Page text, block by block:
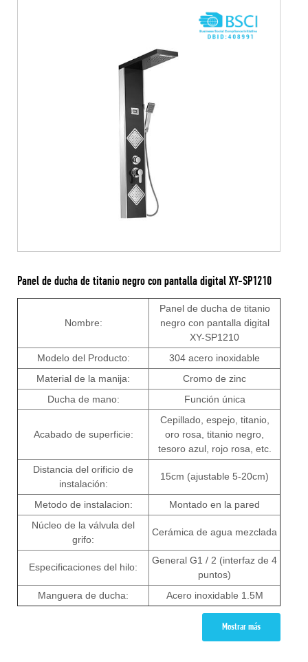
Panel de ducha de titanio negro con pantalla digital XY-SP1210
Nombre:
Panel de ducha de titanio
negro con pantalla digital
XY-SP1210
Modelo del Producto:
304 acero inoxidable
Material de la manija:
Cromo de zinc
Ducha de mano:
Función única
Acabado de superficie:
Cepillado, espejo, titanio,
oro rosa, titanio negro,
tesoro azul, rojo rosa, etc.
Distancia del orificio de
instalación:
15cm (ajustable 5-20cm)
Metodo de instalacion:
Montado en la pared
Núcleo de la válvula del
grifo:
Cerámica de agua mezclada
Especificaciones del hilo:
General G1 / 2 (interfaz de 4
puntos)
Manguera de ducha:
Acero inoxidable 1.5M
Mostrar más